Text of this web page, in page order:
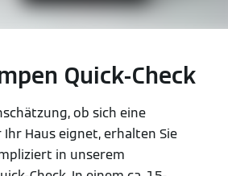
Quick-Check
ob sich eine
Haus eignet, erhalten Sie
in unserem